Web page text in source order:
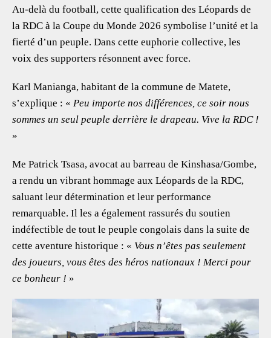
Au-delà du football, cette qualification des Léopards de
la RDC à la Coupe du Monde 2026 symbolise l’unité et la
fierté d’un peuple. Dans cette euphorie collective, les
voix des supporters résonnent avec force.
Karl Manianga, habitant de la commune de Matete,
s’explique : « Peu importe nos différences, ce soir nous
sommes un seul peuple derrière le drapeau. Vive la RDC !
»
Me Patrick Tsasa, avocat au barreau de Kinshasa/Gombe,
a rendu un vibrant hommage aux Léopards de la RDC,
saluant leur détermination et leur performance
remarquable. Il les a également rassurés du soutien
indéfectible de tout le peuple congolais dans la suite de
cette aventure historique : « Vous n’êtes pas seulement
des joueurs, vous êtes des héros nationaux ! Merci pour
ce bonheur ! »